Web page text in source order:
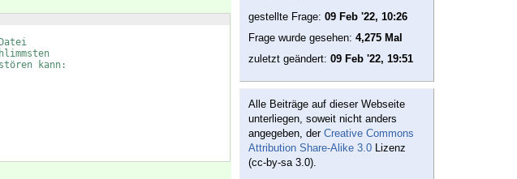
kann:
gestellte Frage: 09 Feb '22, 10:26
Frage wurde gesehen: 4,275 Mal
zuletzt geändert: 09 Feb '22, 19:51
Alle Beiträge auf dieser Webseite
unterliegen, soweit nicht anders
angegeben, der Creative Commons
Attribution Share-Alike 3.0 Lizenz
(cc-by-sa 3.0).